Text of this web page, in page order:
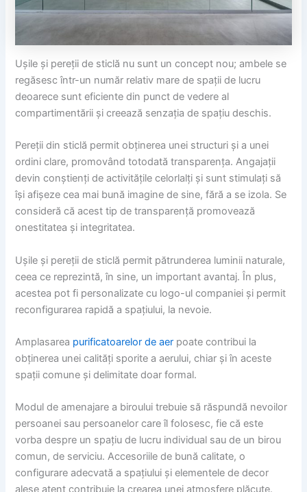
Ușile și pereții de sticlă nu sunt un concept nou; ambele se
regăsesc într-un număr relativ mare de spații de lucru
deoarece sunt eficiente din punct de vedere al
compartimentării și creează senzația de spațiu deschis.
Pereții din sticlă permit obținerea unei structuri și a unei
ordini clare, promovând totodată transparența. Angajații
devin conștienți de activitățile celorlalți și sunt stimulați să
își afișeze cea mai bună imagine de sine, fără a se izola. Se
consideră că acest tip de transparență promovează
onestitatea și integritatea.
Ușile și pereții de sticlă permit pătrunderea luminii naturale,
ceea ce reprezintă, în sine, un important avantaj. În plus,
acestea pot fi personalizate cu logo-ul companiei și permit
reconfigurarea rapidă a spațiului, la nevoie.
Amplasarea purificatoarelor de aer poate contribui la
obținerea unei calități sporite a aerului, chiar și în aceste
spații comune și delimitate doar formal.
Modul de amenajare a biroului trebuie să răspundă nevoilor
persoanei sau persoanelor care îl folosesc, fie că este
vorba despre un spațiu de lucru individual sau de un birou
comun, de serviciu. Accesoriile de bună calitate, o
configurare adecvată a spațiului și elementele de decor